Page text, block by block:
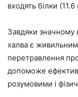
входять білки
Завдяки значному
халва є
перетравлення
допоможе
розумовими і